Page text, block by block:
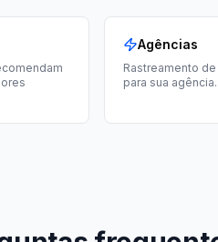
Agências
Rastreamento
para sua